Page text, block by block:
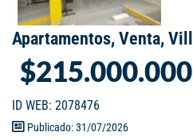
Apartamentos, Venta,
$215.000.000
ID WEB: 2078476
Publicado: 31/07/2026